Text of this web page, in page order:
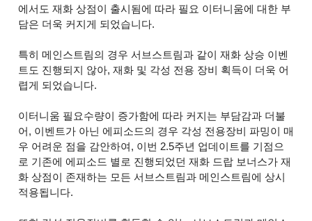
에서도 재화 상점이 출시됨에 따라 필요 이터니움에 대한 부
담은 더욱 커지게 되었습니다.
특히 메인스트림의 경우 서브스트림과 같이 재화 상승 이벤
트도 진행되지 않아, 재화 및 각성 전용 장비 획득이 더욱 어
렵게 되었습니다.
이터니움 필요수량이 증가함에 따라 커지는 부담감과 더불
어, 이벤트가 아닌 에피소드의 경우 각성 전용장비 파밍이 매
우 어려운 점을 감안하여, 이번 2.5주년 업데이트를 기점으
로 기존에 에피소드 별로 진행되었던 재화 드랍 보너스가 재
화 상점이 존재하는 모든 서브스트림과 메인스트림에 상시
적용됩니다.